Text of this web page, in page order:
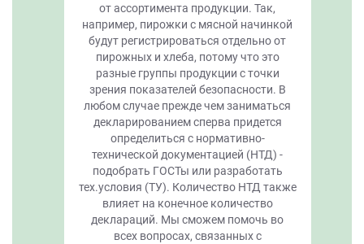
от ассортимента продукции. Так,
например, пирожки с мясной начинкой
будут регистрироваться отдельно от
пирожных и хлеба, потому что это
разные группы продукции с точки
зрения показателей безопасности. В
любом случае прежде чем заниматься
декларированием сперва придется
определиться с нормативно-
технической документацией (НТД) -
подобрать ГОСТы или разработать
тех.условия (ТУ). Количество НТД также
влияет на конечное количество
деклараций. Мы сможем помочь во
всех вопросах, связанных с